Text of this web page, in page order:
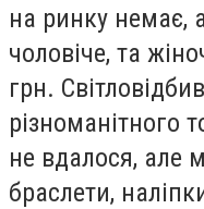
на ринку немає,
чоловіче, та
грн.
різноманітного
не вдалося, але
браслети,